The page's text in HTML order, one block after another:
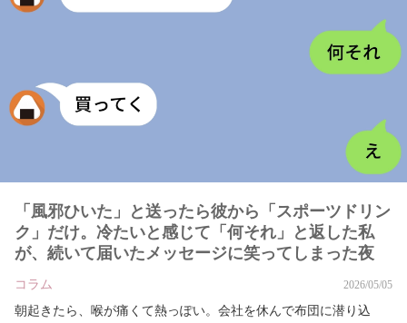
「風邪ひいた」と送ったら彼から「スポーツドリン
ク」だけ。冷たいと感じて「何それ」と返した私
が、続いて届いたメッセージに笑ってしまった夜
コラム 2026/05/05
朝起きたら、喉が痛くて熱っぽい。会社を休んで布団に潜り込